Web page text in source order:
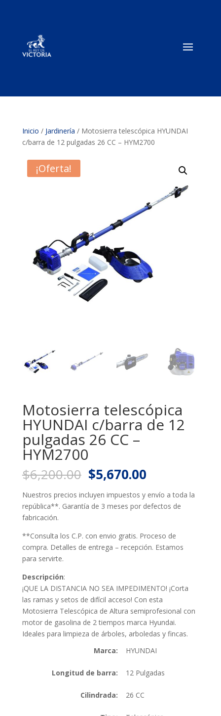
Inicio / Jardinería / Motosierra telescópica HYUNDAI
c/barra de 12 pulgadas 26 CC – HYM2700
¡Oferta!
Motosierra telescópica
HYUNDAI c/barra de 12
pulgadas 26 CC –
HYM2700
$6,200.00 Original
price
was:
$6,200.00.
$5,670.00Current
is:
$5,670.00.
Nuestros precios incluyen impuestos y envío a toda la
república**. Garantía de 3 meses por defectos de
fabricación.
**Consulta los C.P. con envio gratis. Proceso de
compra. Detalles de entrega – recepción. Estamos
para servirte.
Descripción:
¡QUE LA DISTANCIA NO SEA IMPEDIMENTO! ¡Corta
las ramas y setos de difícil acceso! Con esta
Motosierra Telescópica de Altura semiprofesional con
motor de gasolina de 2 tiempos marca Hyundai.
Ideales para limpieza de árboles, arboledas y fincas.
Marca:
HYUNDAI
Longitud de barra: 12 Pulgadas
Cilindrada: 26 CC